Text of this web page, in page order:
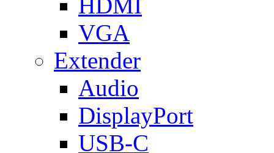
VGA
Extender
Audio
DisplayPort
USB-C